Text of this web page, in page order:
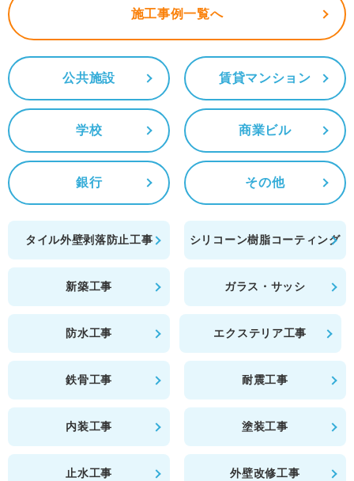
施工事例一覧へ
公共施設 賃貸マンション
学校 商業ビル
銀行 その他
タイル外壁剥落防止工事 シリコーン樹脂コーティング
新築工事 ガラス・サッシ
防水工事 エクステリア工事
鉄骨工事 耐震工事
内装工事 塗装工事
止水工事 外壁改修工事